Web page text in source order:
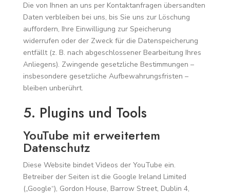
Die von Ihnen an uns per Kontaktanfragen übersandten
Daten verbleiben bei uns, bis Sie uns zur Löschung
auffordern, Ihre Einwilligung zur Speicherung
widerrufen oder der Zweck für die Datenspeicherung
entfällt (z. B. nach abgeschlossener Bearbeitung Ihres
Anliegens). Zwingende gesetzliche Bestimmungen –
insbesondere gesetzliche Aufbewahrungsfristen –
bleiben unberührt.
5. Plugins und Tools
YouTube mit erweitertem
Datenschutz
Diese Website bindet Videos der YouTube ein.
Betreiber der Seiten ist die Google Ireland Limited
(„Google“), Gordon House, Barrow Street, Dublin 4,